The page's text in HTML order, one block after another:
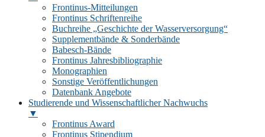
Frontinus-Mitteilungen
Frontinus Schriftenreihe
Buchreihe „Geschichte der Wasserversorgung“
Supplementbände & Sonderbände
Babesch-Bände
Frontinus Jahresbibliographie
Monographien
Sonstige Veröffentlichungen
Datenbank Angebote
Studierende und Wissenschaftlicher Nachwuchs
▼
Frontinus Award
Frontinus Stipendium